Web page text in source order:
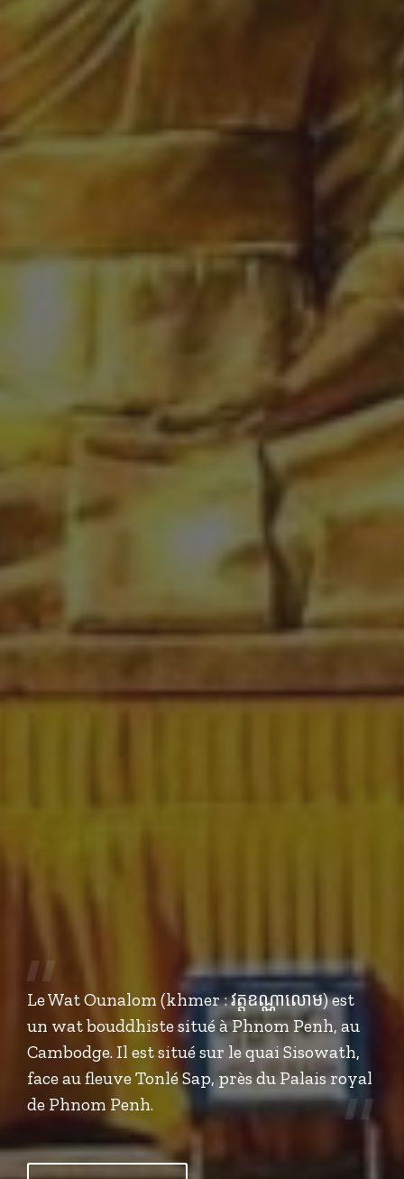
Le Wat Ounalom (khmer : វត្តឧណ្ណាលោម) est
un wat bouddhiste situé à Phnom Penh, au
Cambodge. Il est situé sur le quai Sisowath,
face au fleuve Tonlé Sap, près du Palais royal
de Phnom Penh.